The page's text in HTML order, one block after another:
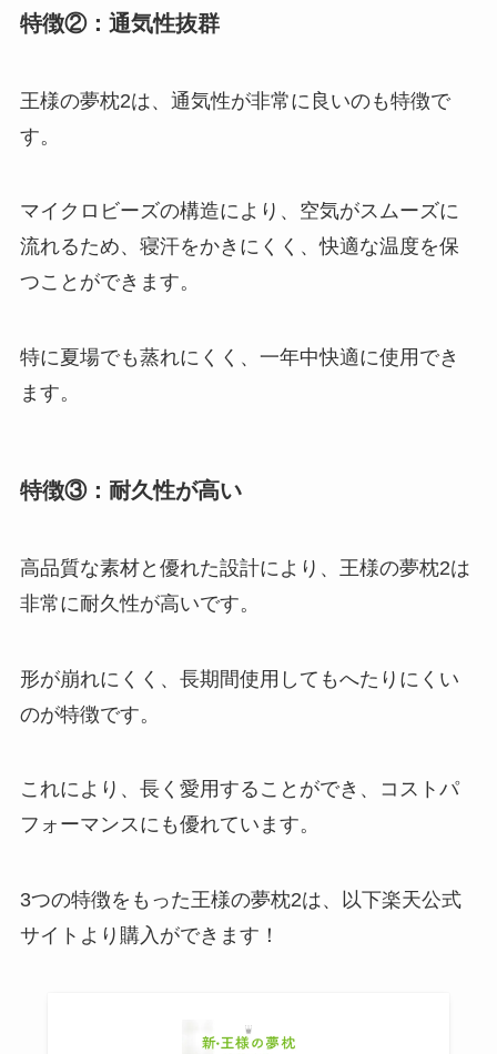
特徴②：通気性抜群
王様の夢枕2は、 通気性が非常に良いのも特徴で
す。
マイクロビーズの構造により、空気がスムーズに
流れるため、寝汗をかきにくく、快適な温度を保
つことができます。
特に夏場でも蒸れにくく、一年中快適に使用でき
ます。
特徴③：耐久性が高い
高品質な素材と優れた設計により、王様の夢枕2は
非常に耐久性が高いです。
形が崩れにくく、長期間使用してもへたりにくい
のが特徴です。
これにより、長く愛用することができ、コストパ
フォーマンスにも優れています。
3つの特徴をもった王様の夢枕2は、以下楽天公式
サイトより購入ができます！